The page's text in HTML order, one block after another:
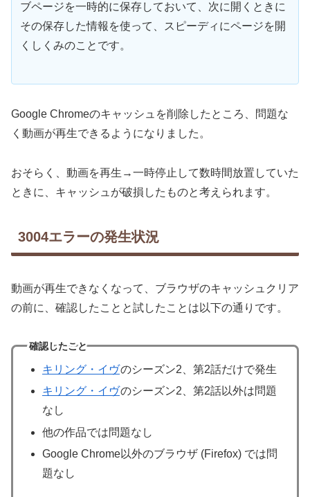
ブページを一時的に保存しておいて、次に開くときに
その保存した情報を使って、スピーディにページを開
くしくみのことです。
Google Chromeのキャッシュを削除したところ、問題な
く動画が再生できるようになりました。
おそらく、動画を再生→一時停止して数時間放置していた
ときに、キャッシュが破損したものと考えられます。
3004エラーの発生状況
動画が再生できなくなって、ブラウザのキャッシュクリア
の前に、確認したことと試したことは以下の通りです。
確認したこと
キリング・イヴのシーズン2、第2話だけで発生
キリング・イヴのシーズン2、第2話以外は問題
なし
他の作品では問題なし
Google Chrome以外のブラウザ (Firefox) では問
題なし